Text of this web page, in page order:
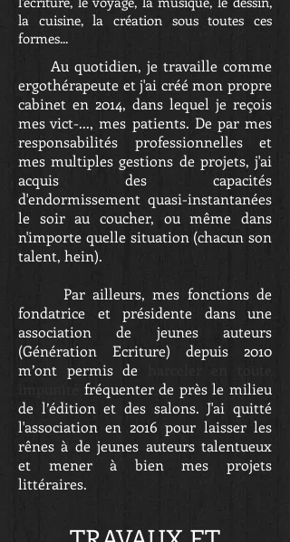
la cuisine, la création sous toutes ces
formes...
Au quotidien, je travaille comme
ergothérapeute et j'ai créé mon propre
cabinet en 2014, dans lequel je reçois
mes vict-..., mes patients. De par mes
responsabilités professionnelles et
mes multiples gestions de projets, j'ai
acquis des capacités
d'endormissement quasi-instantanées
le soir au coucher, ou même dans
n'importe quelle situation (chacun son
talent, hein).
Par ailleurs, mes fonctions de
fondatrice et présidente dans une
association de jeunes auteurs
(Génération Ecriture) depuis 2010
m’ont permis de
harceler en toute
impunité
fréquenter de près le milieu
de l’édition et des salons. J'ai quitté
l'association en 2016 pour laisser les
rênes à de jeunes auteurs talentueux
et mener à bien mes projets
littéraires.